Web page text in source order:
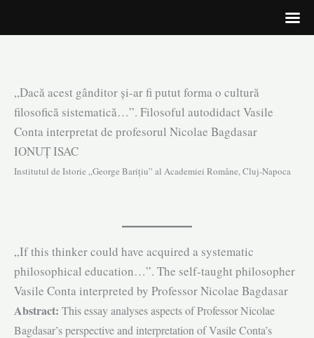
Skip
content
„Dacă acest gânditor și-ar fi putut forma o cultură
filosofică sistematică…”. Filosoful autodidact Vasile
Conta interpretat de profesorul Nicolae Bagdasar
IONUȚ ISAC
Institutul de Istorie „George Barițiu” al Academiei Române, Cluj-Napoca
„If this thinker could have acquired a systematic
philosophical education…”. The self-taught philosopher
Vasile Conta inter­preted by Professor Nicolae Bagdasar
Abstract: This essay analyses aspects of Professor Nicolae
Bagdasar’s perspective and interpretation of Vasile Conta’s